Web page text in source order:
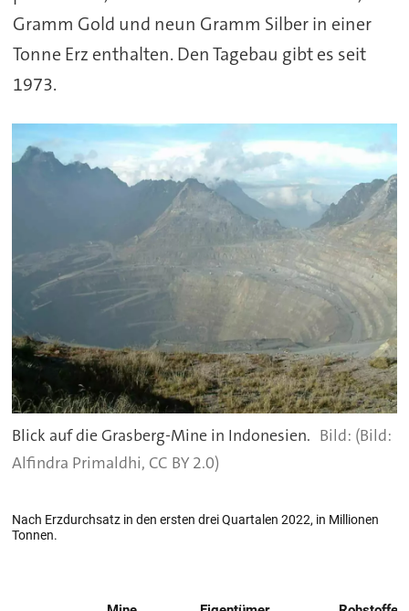
Gramm Gold und neun Gramm Silber in einer
Tonne Erz enthalten. Den Tagebau gibt es seit
1973.
Blick auf die Grasberg-Mine in Indonesien.
(Bild:
Alfindra Primaldhi, CC BY 2.0)